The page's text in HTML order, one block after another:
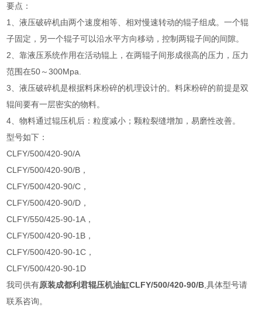
要点：
1、液压破碎机由两个速度相等、相对慢速转动的辊子组成。一个辊
子固定，另一个辊子可以沿水平方向移动，控制两辊子间的间隙。
2、靠液压系统作用在活动辊上，在两辊子间形成很高的压力，压力
范围在50～300Mpa.
3、液压破碎机是根据料床粉碎的机理设计的。料床粉碎的前提是双
辊间要有一层密实的物料。
4、物料通过辊压机后：粒度减小；颗粒裂缝增加，易磨性改善。
型号如下：
CLFY/500/420-90/A
CLFY/500/420-90/B，
CLFY/500/420-90/C，
CLFY/500/420-90/D，
CLFY/550/425-90-1A，
CLFY/500/420-90-1B，
CLFY/500/420-90-1C，
CLFY/500/420-90-1D
我司供有原装成都利君辊压机油缸CLFY/500/420-90/B ,具体型号请
联系咨询。